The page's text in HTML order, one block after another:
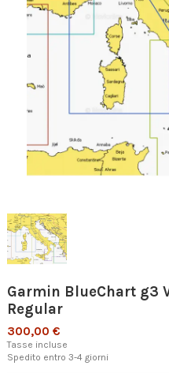
Garmin BlueChart g3
Regular
300,00 €
Tasse incluse
Spedito entro 3-4 giorni